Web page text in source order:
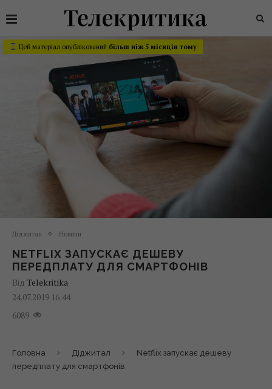
Цей матеріал опублікований більш ніж 5 місяців тому
Діджитал Новини
NETFLIX ЗАПУСКАЄ ДЕШЕВУ
ПЕРЕДПЛАТУ ДЛЯ СМАРТФОНІВ
Від Telekritika
24.07.2019 16:44
6089
Головна Діджитал
Netflix запускає дешеву
передплату для смартфонів